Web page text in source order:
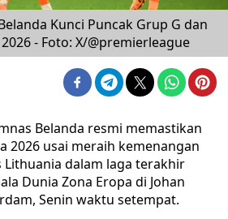
Kunci Puncak Grup G dan
- Foto: X/@premierleague
Belanda resmi memastikan
2026 usai meraih kemenangan
Lithuania dalam laga terakhir
Dunia Zona Eropa di Johan
Senin waktu setempat.